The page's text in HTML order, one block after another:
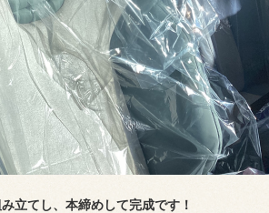
立てし、本締めして完成です！